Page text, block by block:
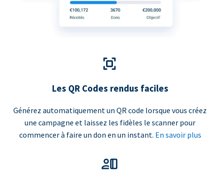
Les QR Codes rendus faciles
Générez automatiquement un QR code lorsque vous créez
une campagne et laissez les fidèles le scanner pour
commencer à faire un don en un instant. En savoir plus